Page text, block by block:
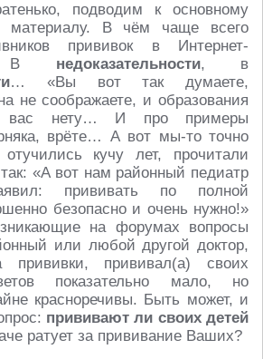
подводим к основному
материалу. В чём чаще всего
прививок в Интернет-
В недоказательности, в
… «Вы вот так думаете,
не соображаете, и образования
вас нету… И про примеры
врёте… А вот мы-то точно
отучились кучу лет, прочитали
«А вот нам районный педиатр
прививать по полной
безопасно и очень нужно!»
на форумах вопросы
или любой другой доктор,
прививки, прививал(а) своих
показательно мало, но
красноречивы. Быть может, и
прививают ли своих детей
ратует за прививание Ваших?